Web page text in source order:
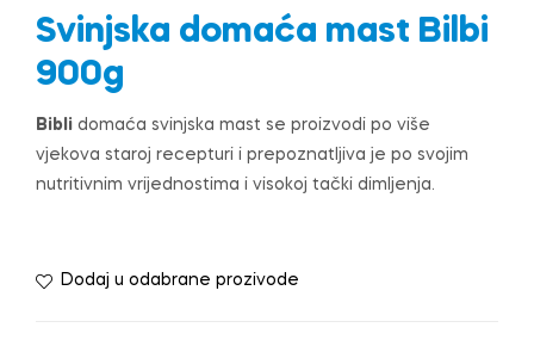
Svinjska domaća mast Bilbi
900g
Bibli domaća svinjska mast se proizvodi po više
vjekova staroj recepturi i prepoznatljiva je po svojim
nutritivnim vrijednostima i visokoj tački dimljenja.
Dodaj u odabrane prozivode